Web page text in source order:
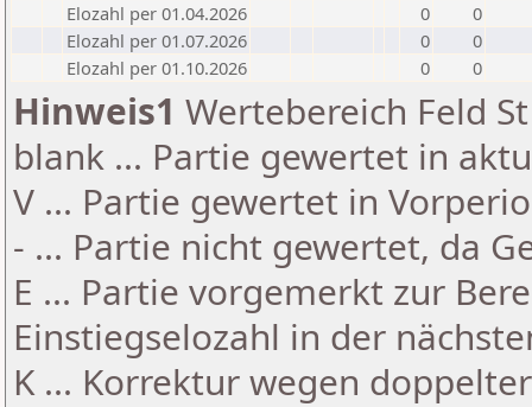
Elozahl per 01.04.2026
0
0
Elozahl per 01.07.2026
0
0
Elozahl per 01.10.2026
0 0
Hinweis1 Wertebereich Feld
blank ... Partie gewertet in
V ... Partie gewertet in
- ... Partie nicht gewertet, da
E ... Partie vorgemerkt zur
Einstiegselozahl in der
K ... Korrektur wegen